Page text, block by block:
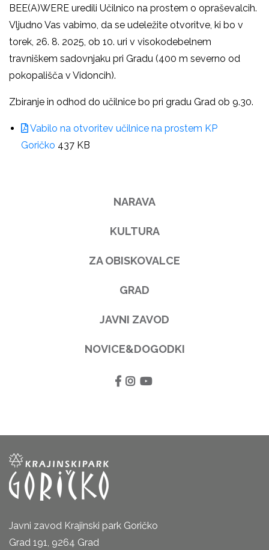
BEE(A)WERE uredili Učilnico na prostem o opraševalcih.
Vljudno Vas vabimo, da se udeležite otvoritve, ki bo v
torek, 26. 8. 2025, ob 10. uri v visokodebelnem
travniškem sadovnjaku pri Gradu (400 m severno od
pokopališča v Vidoncih).
Zbiranje in odhod do učilnice bo pri gradu Grad ob 9.30.
Vabilo na otvoritev učilnice na prostem KP
Goričko 437 KB
NARAVA
KULTURA
ZA OBISKOVALCE
GRAD
JAVNI ZAVOD
NOVICE&DOGODKI
Javni zavod Krajinski park Goričko
Grad 191, 9264 Grad